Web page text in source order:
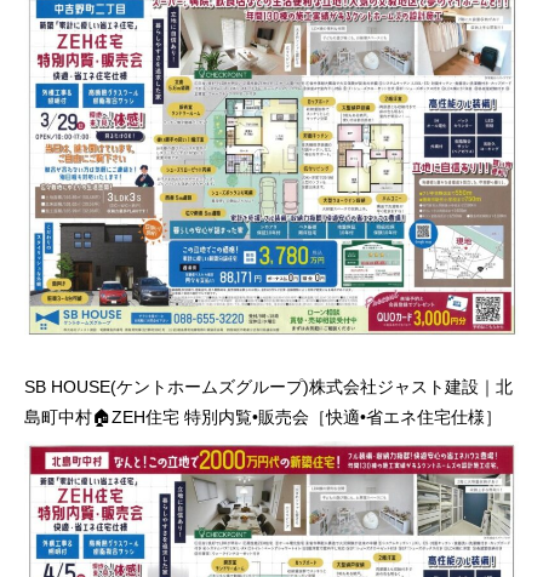
SB HOUSE(ケントホームズグループ)株式会社ジャスト建設｜北
島町中村🏠ZEH住宅 特別内覧•販売会［快適•省エネ住宅仕様］